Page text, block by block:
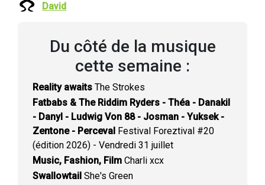
David
Du côté de la musique
cette semaine :
Reality awaits The Strokes
Fatbabs & The Riddim Ryders - Théa - Danakil
- Danyl - Ludwig Von 88 - Josman - Yuksek -
Zentone - Perceval Festival Foreztival #20
(édition 2026) - Vendredi 31 juillet
Music, Fashion, Film Charli xcx
Swallowtail She's Green